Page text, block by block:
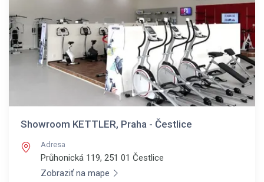
Showroom KETTLER, Praha - Čestlice
Adresa
Průhonická 119, 251 01 Čestlice
Zobraziť na mape